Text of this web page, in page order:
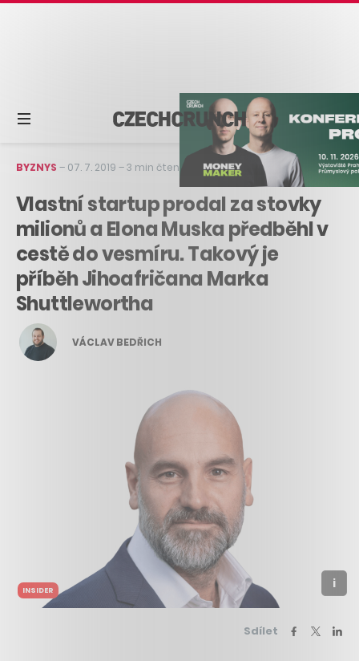
BYZNYS – 07. 7. 2019 –3 min čtení
Vlastní startup prodal za stovky
milionů a Elona Muska předběhl v
cestě do vesmíru. Takový je
příběh Jihoafričana Marka
Shuttlewortha
VÁCLAV BEDŘICH
INSIDER
Sdílet